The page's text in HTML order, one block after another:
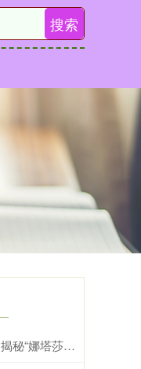
搜索
鼎盛配资 买给孩子的玩具竟是三无？揭秘“娜塔莎”娃娃线上售卖套路